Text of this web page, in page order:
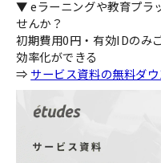
▼ eラーニングや教育プラ
せんか？
初期費用0円・有効IDのみ
効率化ができる
⇒ サービス資料の無料ダ